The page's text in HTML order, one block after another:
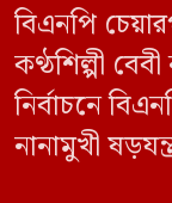
বিএনপি
কণ্ঠশিল্পী
নির্বাচনে
নানামুখী